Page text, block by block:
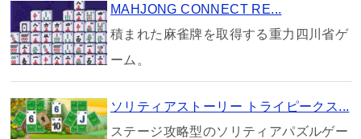
MAHJONG CONNECT RE...
積まれた麻雀牌を取得する重力四川省ゲ
ーム。
ソリティアストーリー トライピークス...
ステージ攻略型のソリティアパズルゲー